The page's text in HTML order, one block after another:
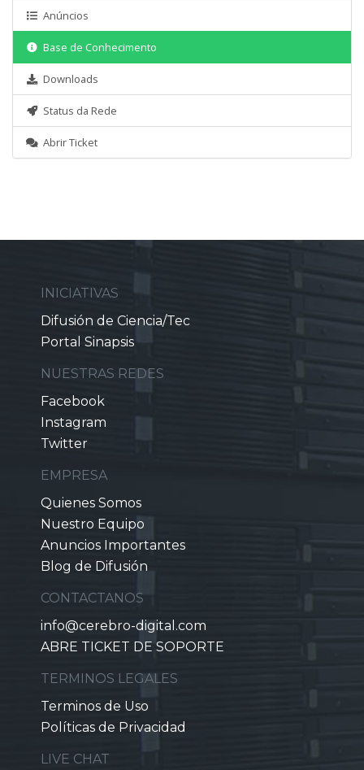
Anúncios
Base de Conhecimento
Downloads
Status da Rede
Abrir Ticket
INICIATIVAS
Difusión de Ciencia/Tec
Portal Sinapsis
NUESTRAS REDES
Facebook
Instagram
Twitter
EMPRESA
Quienes Somos
Nuestro Equipo
Anuncios Importantes
Blog de Difusión
CONTACTANOS
info@cerebro-digital.com
ABRE TICKET DE SOPORTE
TERMINOS LEGALES
Terminos de Uso
Políticas de Privacidad
LIVE CHAT